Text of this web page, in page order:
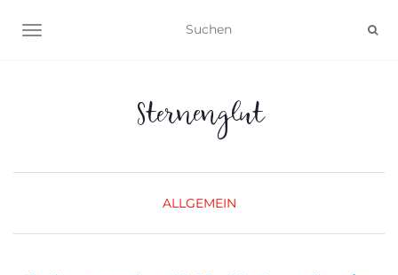
NAVIGATION UMSCHALTEN
Sternenglut
ALLGEMEIN